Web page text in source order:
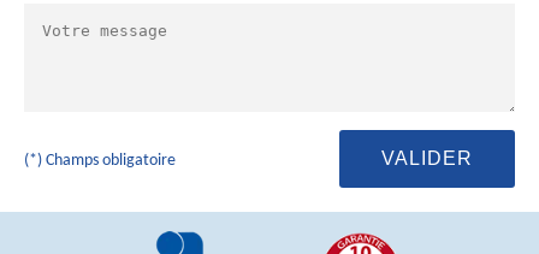
(*) Champs obligatoire